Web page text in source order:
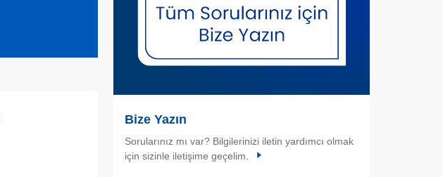
Bize Yazın
Sorularınız mı var? Bilgilerinizi iletin yardımcı olmak
için sizinle iletişime geçelim.